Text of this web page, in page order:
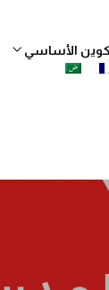
الأساسي